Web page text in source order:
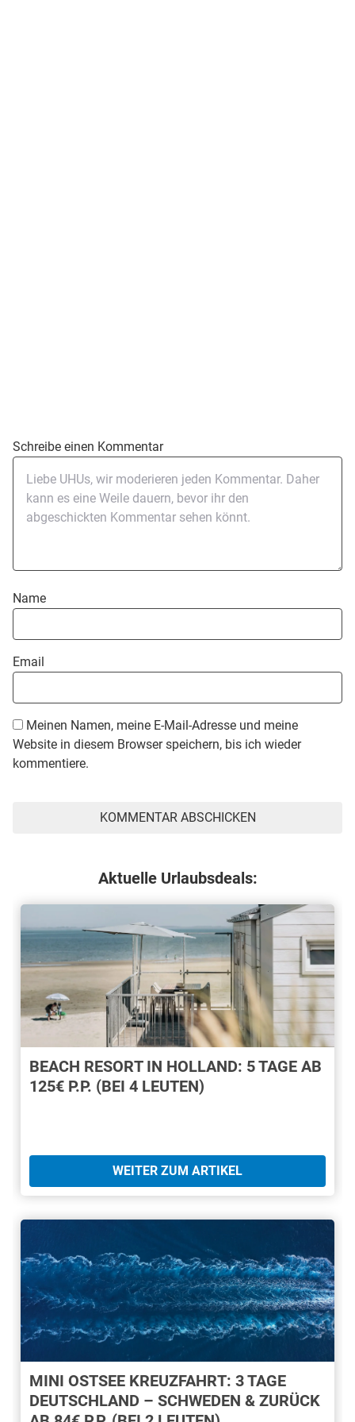
Schreibe einen Kommentar
Name
Email
Meinen Namen, meine E-Mail-Adresse und meine
Website in diesem Browser speichern, bis ich wieder
kommentiere.
Aktuelle Urlaubsdeals:
BEACH RESORT IN HOLLAND: 5 TAGE AB
125€ P.P. (BEI 4 LEUTEN)
WEITER ZUM ARTIKEL
MINI OSTSEE KREUZFAHRT: 3 TAGE
DEUTSCHLAND – SCHWEDEN & ZURÜCK